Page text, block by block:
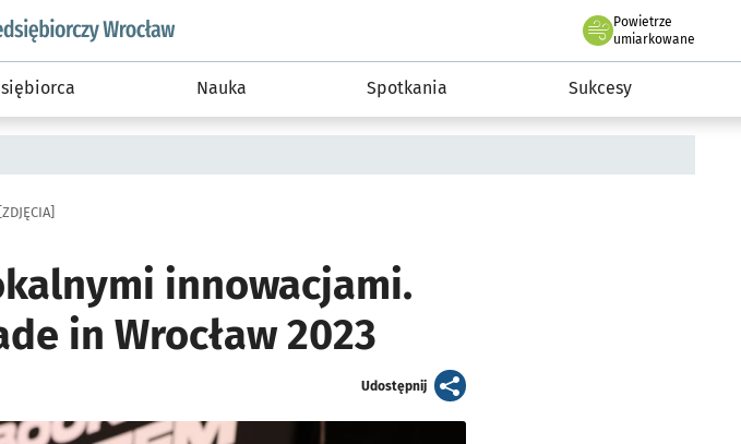
podserwis: Strategia rozwoju przedsiębiorczości miasta Wrocławia
Powietrze
we Wrocławiu
umiarkowane
Nauka Spotkania Sukcesy
innowacjami.
in Wrocław 2023
Udostępnijartykuł